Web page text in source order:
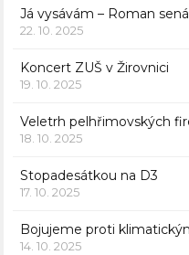
Já vysávám – Roman
22. 10. 2025
Koncert ZUŠ v Žirovnici
19. 10. 2025
Veletrh pelhřimovských
18. 10. 2025
Stopadesátkou na D3
17. 10. 2025
Bojujeme proti
14. 10. 2025